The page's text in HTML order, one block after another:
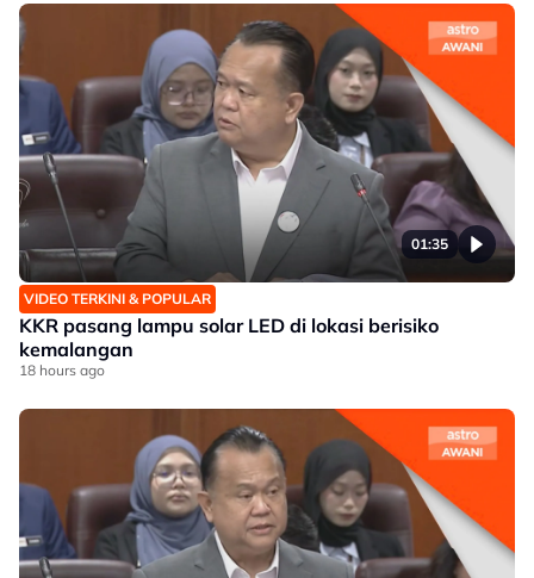
01:35
VIDEO TERKINI & POPULAR
KKR pasang lampu solar LED di lokasi berisiko
kemalangan
18 hours ago